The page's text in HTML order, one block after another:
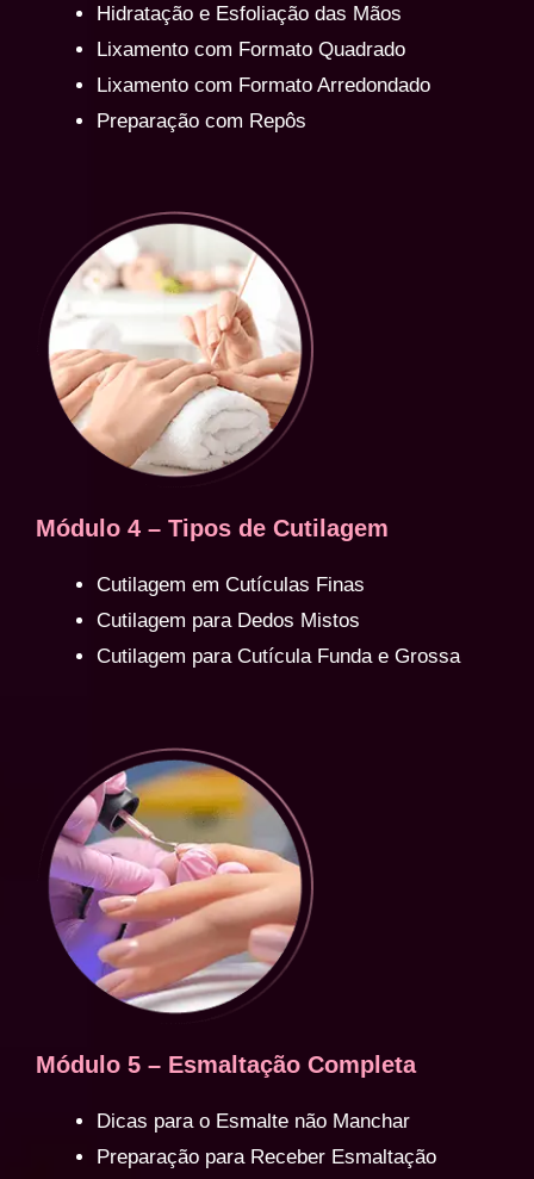
Hidratação e Esfoliação das Mãos
Lixamento com Formato Quadrado
Lixamento com Formato Arredondado
Preparação com Repôs
Módulo 4 – Tipos de Cutilagem
Cutilagem em Cutículas Finas
Cutilagem para Dedos Mistos
Cutilagem para Cutícula Funda e Grossa
Módulo 5 – Esmaltação Completa
Dicas para o Esmalte não Manchar
Preparação para Receber Esmaltação